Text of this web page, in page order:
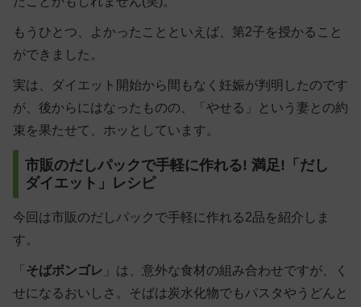
もうひとつ、よかったことといえば、第2子を授かること
ができました。
実は、ダイエット開始から間もなく妊娠が判明したのです
が、後からにはなったものの、「やせる」という妻との約
束を果たせて、ホッとしています。
市販のだしパックで手軽に作れる! 満足!「だし
ダイエット」レシピ
今回は市販のだしパックで手軽に作れる2品を紹介しま
す。
「 そばボンゴレ 」は、意外な食材の組み合わせですが、く
せになるおいしさ。そばは炭水化物でもパスタやうどんと